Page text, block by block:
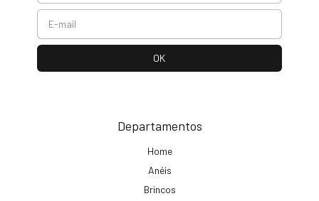
Departamentos
Home
Anéis
Brincos